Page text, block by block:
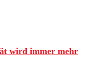
wird immer mehr